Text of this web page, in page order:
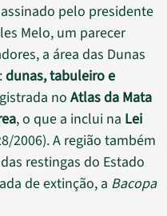
pelo presidente
Melo, um parecer
a área das Dunas
dunas, tabuleiro e
noAtlas da Mata
, o que a inclui na Lei
2006). A região também
restingas do Estado
de extinção, a Bacopa